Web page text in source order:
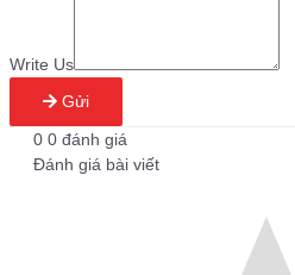
Write Us
Gửi
0 0 đánh giá
Đánh giá bài viết